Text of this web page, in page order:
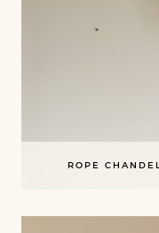
ROPE